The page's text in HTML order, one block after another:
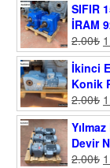
SIFIR
İRAM
2.00₺
İkinci
Konik
2.00₺
Devir
2.00₺